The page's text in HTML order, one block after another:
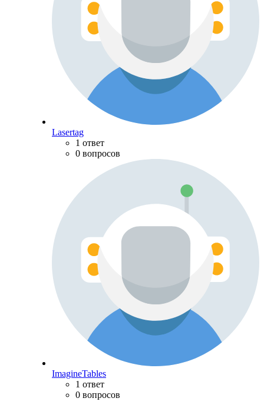
Lasertag
1 ответ
0 вопросов
ImagineTables
1 ответ
0 вопросов